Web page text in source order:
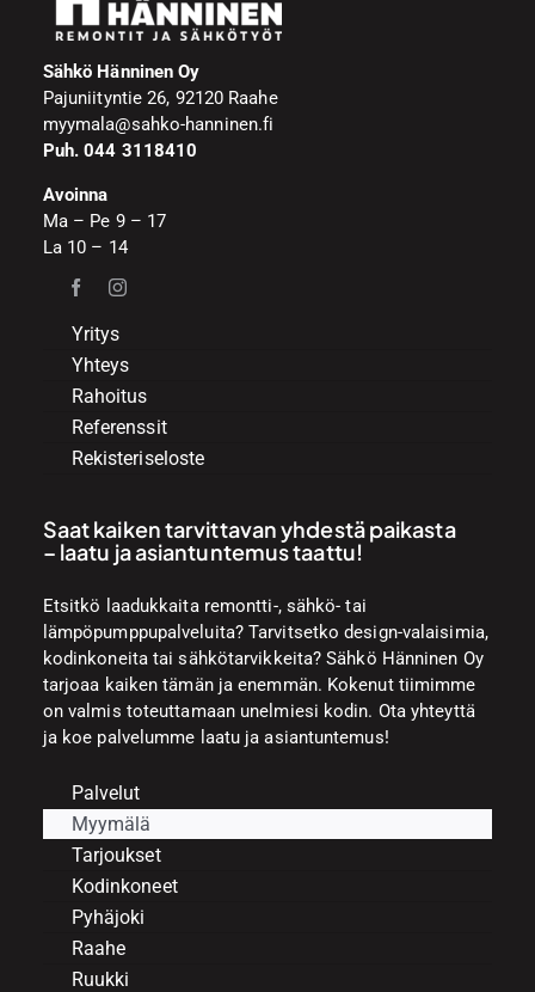
Sähkö Hänninen Oy
Pajuniityntie 26, 92120 Raahe
myymala@sahko-hanninen.fi
Puh. 044 3118410
Avoinna
Ma – Pe 9 – 17
La 10 – 14
Yritys
Yhteys
Rahoitus
Referenssit
Rekisteriseloste
Saat kaiken tarvittavan yhdestä paikasta
– laatu ja asiantuntemus taattu!
Etsitkö laadukkaita remontti-, sähkö- tai
lämpöpumppupalveluita? Tarvitsetko design-valaisimia,
kodinkoneita tai sähkötarvikkeita? Sähkö Hänninen Oy
tarjoaa kaiken tämän ja enemmän. Kokenut tiimimme
on valmis toteuttamaan unelmiesi kodin. Ota yhteyttä
ja koe palvelumme laatu ja asiantuntemus!
Palvelut
Myymälä
Tarjoukset
Kodinkoneet
Pyhäjoki
Raahe
Ruukki